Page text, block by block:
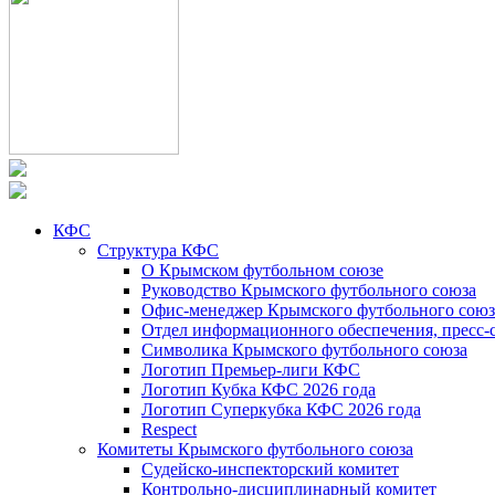
КФС
Структура КФС
О Крымском футбольном союзе
Руководство Крымского футбольного союза
Офис-менеджер Крымского футбольного
Отдел информационного обеспечения, пресс-
Символика Крымского футбольного союза
Логотип Премьер-лиги КФС
Логотип Кубка КФС 2026 года
Логотип Суперкубка КФС 2026 года
Respect
Комитеты Крымского футбольного союза
Судейско-инспекторский комитет
Контрольно-дисциплинарный комитет